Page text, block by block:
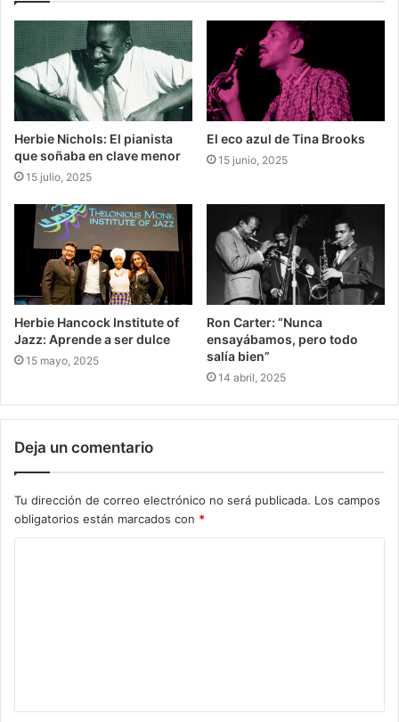
Herbie Nichols: El pianista
que soñaba en clave menor
15 julio, 2025
El eco azul de Tina Brooks
15 junio, 2025
Herbie Hancock Institute of
Jazz: Aprende a ser dulce
15 mayo, 2025
Ron Carter: “Nunca
ensayábamos, pero todo
salía bien”
14 abril, 2025
Deja un comentario
Tu dirección de correo electrónico no será publicada. Los campos
obligatorios están marcados con *